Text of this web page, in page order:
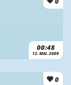
00:48
12. MAI. 2009
0